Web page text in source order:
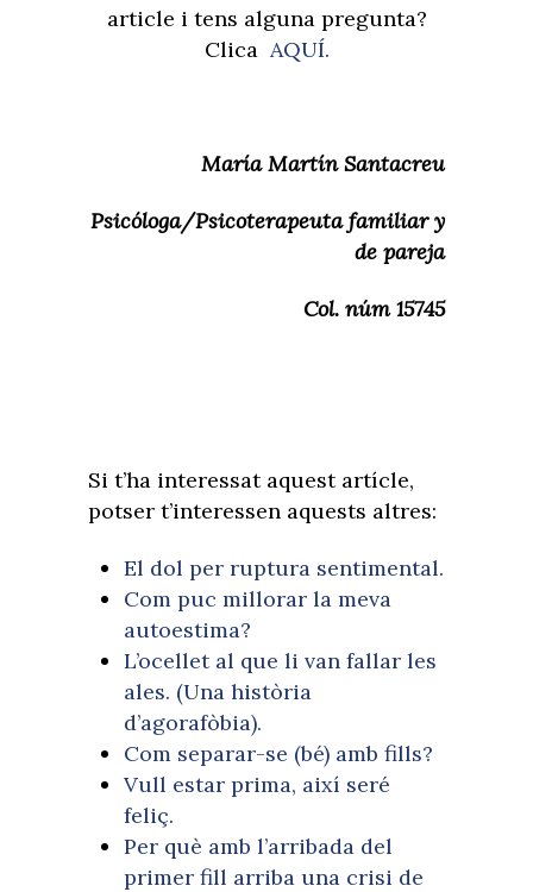
article i tens alguna pregunta?
Clica AQUÍ.
María Martín Santacreu
Psicóloga/Psicoterapeuta familiar y
de pareja
Col. núm 15745
Si t’ha interessat aquest artícle,
potser t’interessen aquests altres:
El dol per ruptura sentimental.
Com puc millorar la meva
autoestima?
L’ocellet al que li van fallar les
ales. (Una història
d’agorafòbia).
Com separar-se (bé) amb fills?
Vull estar prima, així seré
feliç.
Per què amb l’arribada del
primer fill arriba una crisi de